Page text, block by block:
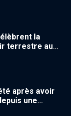
la
terrestre au
14 ans
après avoir
une